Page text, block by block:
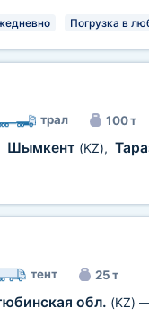
Погрузка в
трал 100 т
Шымкент (KZ),
тент 25 т
обл. (KZ)